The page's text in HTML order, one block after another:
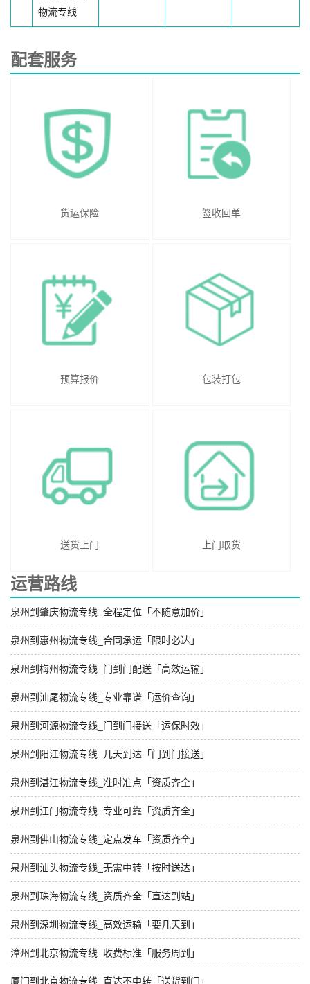
物流专线
配套服务
货运保险 签收回单
预算报价 包装打包
送货上门 上门取货
运营路线
泉州到肇庆物流专线_全程定位「不随意加价」
泉州到惠州物流专线_合同承运「限时必达」
泉州到梅州物流专线_门到门配送「高效运输」
泉州到汕尾物流专线_专业靠谱「运价查询」
泉州到河源物流专线_门到门接送「运保时效」
泉州到阳江物流专线_几天到达「门到门接送」
泉州到湛江物流专线_准时准点「资质齐全」
泉州到江门物流专线_专业可靠「资质齐全」
泉州到佛山物流专线_定点发车「资质齐全」
泉州到汕头物流专线_无需中转「按时送达」
泉州到珠海物流专线_资质齐全「直达到站」
泉州到深圳物流专线_高效运输「要几天到」
漳州到北京物流专线_收费标准「服务周到」
厦门到北京物流专线_直达不中转「送货到门」